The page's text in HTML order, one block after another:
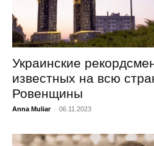
Украинские
известных на всю
Ровенщины
Anna Muliar - 06.11.2023